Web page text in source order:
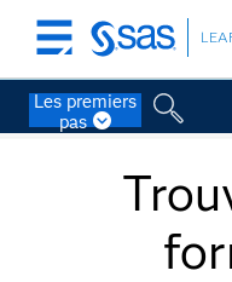
Skip
to
main
content
Les premiers
pas